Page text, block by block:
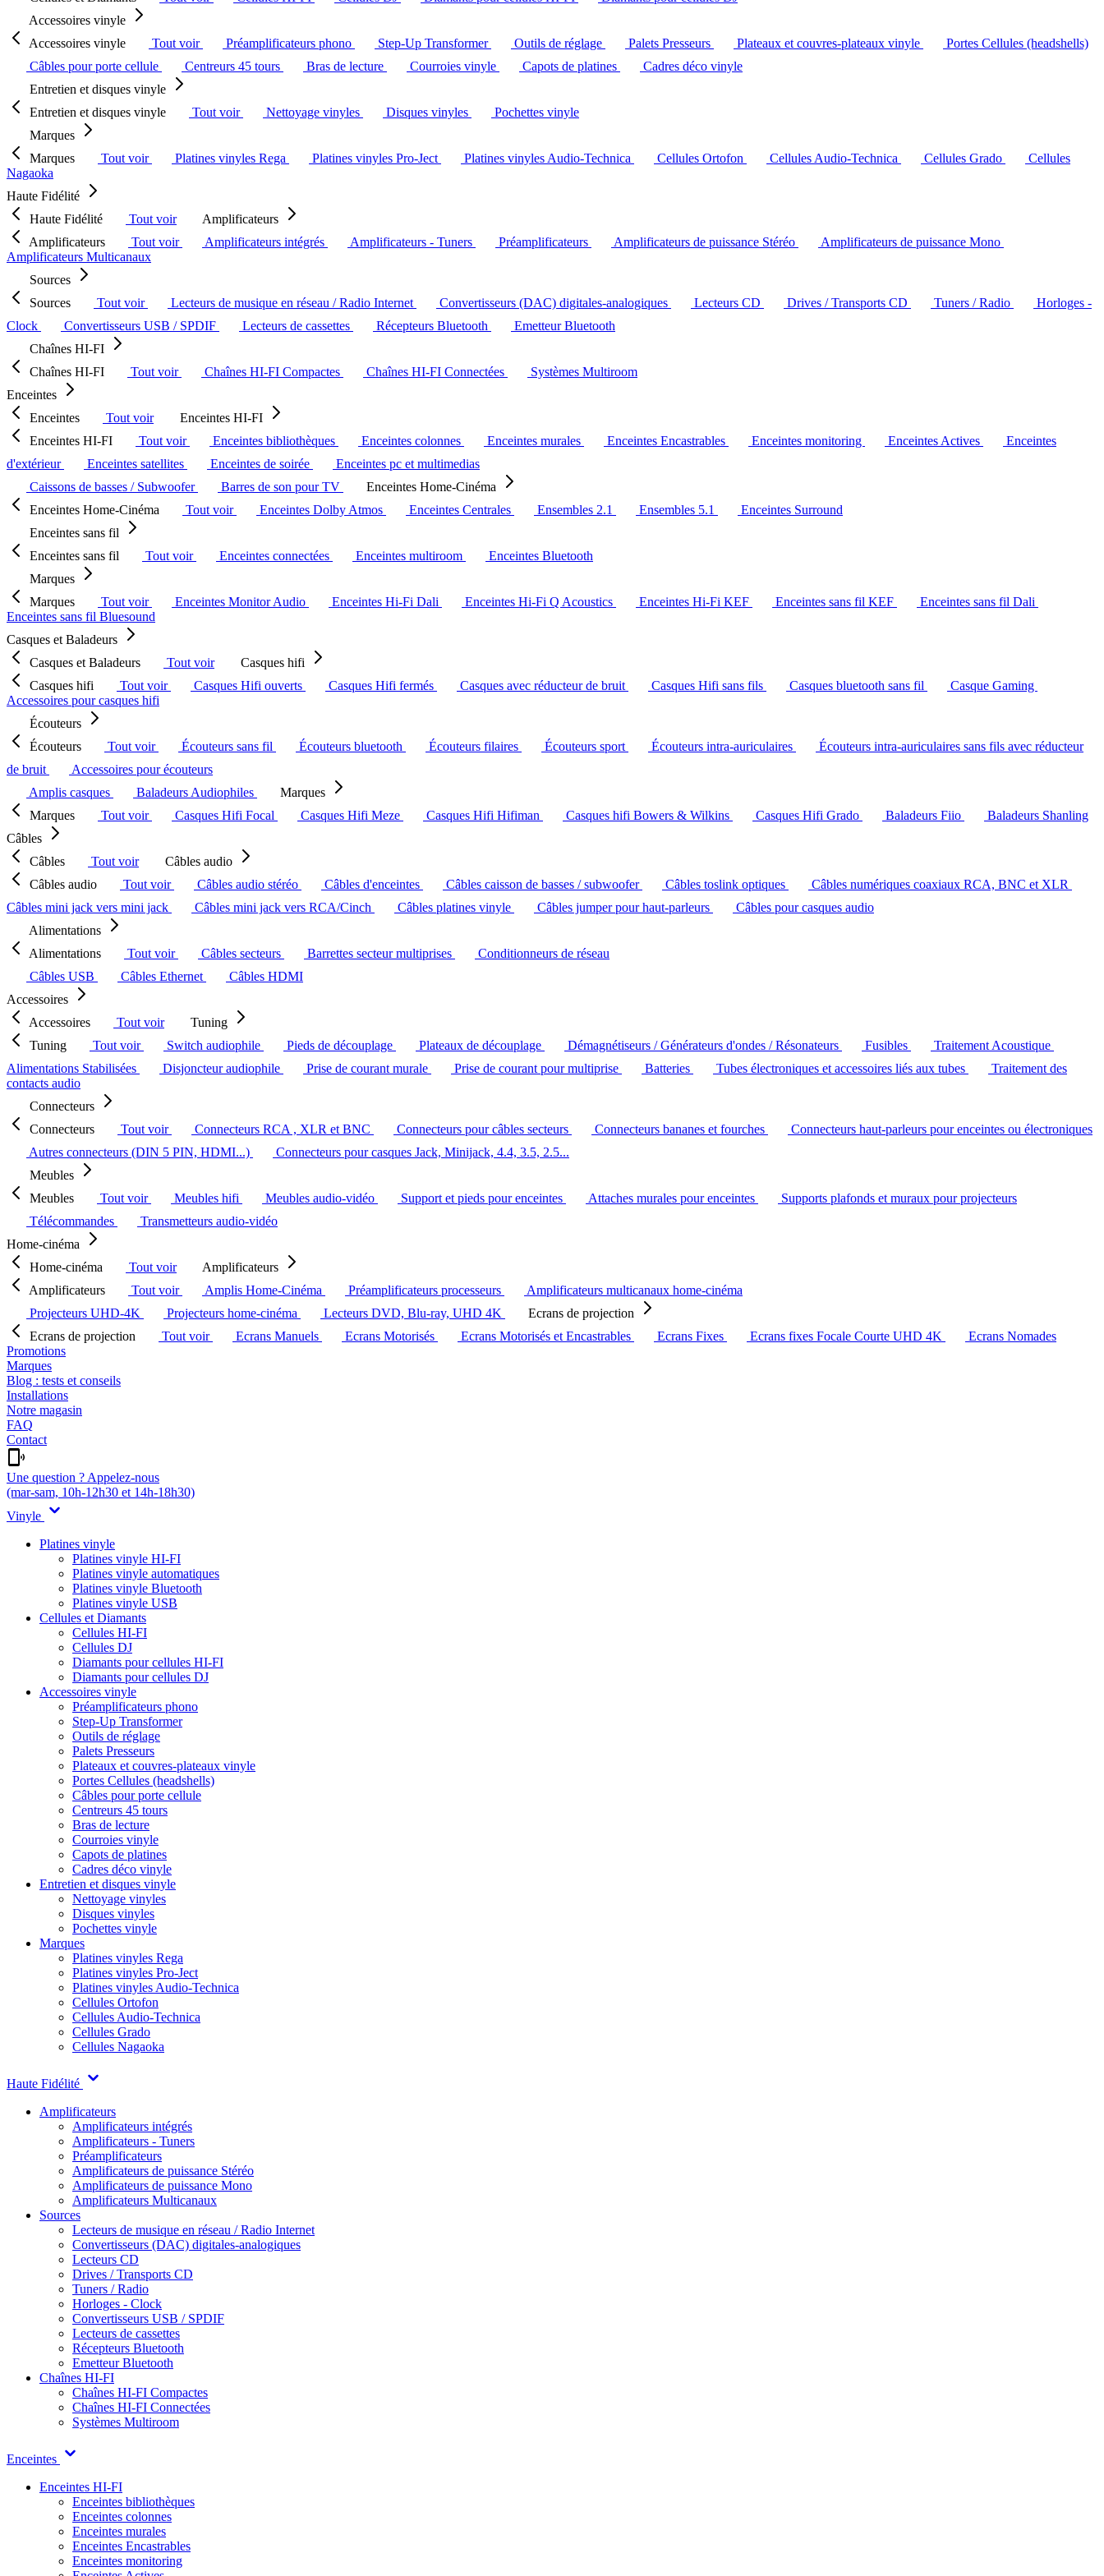
Accessoires vinyle
Accessoires vinyle
Tout voir Préamplificateurs phono Step-Up Transformer Outils de réglage Palets Presseurs Plateaux et couvres-plateaux vinyle
Portes Cellules (headshells)
Câbles pour porte cellule
Centreurs 45 tours Bras de lecture Courroies vinyle Capots de platines
Cadres déco vinyle
Entretien et disques vinyle
Entretien et disques vinyle
Tout voir Nettoyage vinyles Disques vinyles
Pochettes vinyle
Marques
Marques
Tout voir Platines vinyles Rega Platines vinyles Pro-Ject Platines vinyles Audio-Technica Cellules Ortofon Cellules Audio-Technica Cellules Grado
Cellules
Nagaoka
Haute Fidélité
Haute Fidélité
Tout voir
Amplificateurs
Amplificateurs
Tout voir Amplificateurs intégrés Amplificateurs - Tuners Préamplificateurs Amplificateurs de puissance Stéréo
Amplificateurs de puissance Mono
Amplificateurs Multicanaux
Sources
Sources
Tout voir Lecteurs de musique en réseau / Radio Internet Convertisseurs (DAC) digitales-analogiques Lecteurs CD Drives / Transports CD Tuners / Radio
Horloges -
Clock
Convertisseurs USB / SPDIF Lecteurs de cassettes Récepteurs Bluetooth
Emetteur Bluetooth
Chaînes HI-FI
Chaînes HI-FI
Tout voir Chaînes HI-FI Compactes Chaînes HI-FI Connectées
Systèmes Multiroom
Enceintes
Enceintes
Tout voir
Enceintes HI-FI
Enceintes HI-FI
Tout voir Enceintes bibliothèques Enceintes colonnes Enceintes murales Enceintes Encastrables Enceintes monitoring Enceintes Actives
Enceintes
d'extérieur
Enceintes satellites Enceintes de soirée
Enceintes pc et multimedias
Caissons de basses / Subwoofer
Barres de son pour TV
Enceintes Home-Cinéma
Enceintes Home-Cinéma
Tout voir Enceintes Dolby Atmos Enceintes Centrales Ensembles 2.1 Ensembles 5.1
Enceintes Surround
Enceintes sans fil
Enceintes sans fil
Tout voir Enceintes connectées Enceintes multiroom
Enceintes Bluetooth
Marques
Marques
Tout voir Enceintes Monitor Audio Enceintes Hi-Fi Dali Enceintes Hi-Fi Q Acoustics Enceintes Hi-Fi KEF Enceintes sans fil KEF
Enceintes sans fil Dali
Enceintes sans fil Bluesound
Casques et Baladeurs
Casques et Baladeurs
Tout voir
Casques hifi
Casques hifi
Tout voir Casques Hifi ouverts Casques Hifi fermés Casques avec réducteur de bruit Casques Hifi sans fils Casques bluetooth sans fil
Casque Gaming
Accessoires pour casques hifi
Écouteurs
Écouteurs
Tout voir Écouteurs sans fil Écouteurs bluetooth Écouteurs filaires Écouteurs sport Écouteurs intra-auriculaires
Écouteurs intra-auriculaires sans fils avec réducteur
de bruit
Accessoires pour écouteurs
Amplis casques
Baladeurs Audiophiles
Marques
Marques
Tout voir Casques Hifi Focal Casques Hifi Meze Casques Hifi Hifiman Casques hifi Bowers & Wilkins Casques Hifi Grado Baladeurs Fiio
Baladeurs Shanling
Câbles
Câbles
Tout voir
Câbles audio
Câbles audio
Tout voir Câbles audio stéréo Câbles d'enceintes Câbles caisson de basses / subwoofer Câbles toslink optiques
Câbles numériques coaxiaux RCA, BNC et XLR
Câbles mini jack vers mini jack
Câbles mini jack vers RCA/Cinch Câbles platines vinyle Câbles jumper pour haut-parleurs
Câbles pour casques audio
Alimentations
Alimentations
Tout voir Câbles secteurs Barrettes secteur multiprises
Conditionneurs de réseau
Câbles USB
Câbles Ethernet
Câbles HDMI
Accessoires
Accessoires
Tout voir
Tuning
Tuning
Tout voir Switch audiophile Pieds de découplage Plateaux de découplage Démagnétiseurs / Générateurs d'ondes / Résonateurs Fusibles
Traitement Acoustique
Alimentations Stabilisées
Disjoncteur audiophile Prise de courant murale Prise de courant pour multiprise Batteries Tubes électroniques et accessoires liés aux tubes
Traitement des
contacts audio
Connecteurs
Connecteurs
Tout voir Connecteurs RCA , XLR et BNC Connecteurs pour câbles secteurs Connecteurs bananes et fourches
Connecteurs haut-parleurs pour enceintes ou électroniques
Autres connecteurs (DIN 5 PIN, HDMI...)
Connecteurs pour casques Jack, Minijack, 4.4, 3.5, 2.5...
Meubles
Meubles
Tout voir Meubles hifi Meubles audio-vidéo Support et pieds pour enceintes Attaches murales pour enceintes
Supports plafonds et muraux pour projecteurs
Télécommandes
Transmetteurs audio-vidéo
Home-cinéma
Home-cinéma
Tout voir
Amplificateurs
Amplificateurs
Tout voir Amplis Home-Cinéma Préamplificateurs processeurs
Amplificateurs multicanaux home-cinéma
Projecteurs UHD-4K
Projecteurs home-cinéma Lecteurs DVD, Blu-ray, UHD 4K
Ecrans de projection
Ecrans de projection
Tout voir Ecrans Manuels Ecrans Motorisés Ecrans Motorisés et Encastrables Ecrans Fixes Ecrans fixes Focale Courte UHD 4K
Ecrans Nomades
Promotions
Marques
Blog : tests et conseils
Installations
Notre magasin
FAQ
Contact
Une question ? Appelez-nous
(mar-sam, 10h-12h30 et 14h-18h30)
Vinyle
Platines vinyle
Platines vinyle HI-FI
Platines vinyle automatiques
Platines vinyle Bluetooth
Platines vinyle USB
Cellules et Diamants
Cellules HI-FI
Cellules DJ
Diamants pour cellules HI-FI
Diamants pour cellules DJ
Accessoires vinyle
Préamplificateurs phono
Step-Up Transformer
Outils de réglage
Palets Presseurs
Plateaux et couvres-plateaux vinyle
Portes Cellules (headshells)
Câbles pour porte cellule
Centreurs 45 tours
Bras de lecture
Courroies vinyle
Capots de platines
Cadres déco vinyle
Entretien et disques vinyle
Nettoyage vinyles
Disques vinyles
Pochettes vinyle
Marques
Platines vinyles Rega
Platines vinyles Pro-Ject
Platines vinyles Audio-Technica
Cellules Ortofon
Cellules Audio-Technica
Cellules Grado
Cellules Nagaoka
Haute Fidélité
Amplificateurs
Amplificateurs intégrés
Amplificateurs - Tuners
Préamplificateurs
Amplificateurs de puissance Stéréo
Amplificateurs de puissance Mono
Amplificateurs Multicanaux
Sources
Lecteurs de musique en réseau / Radio Internet
Convertisseurs (DAC) digitales-analogiques
Lecteurs CD
Drives / Transports CD
Tuners / Radio
Horloges - Clock
Convertisseurs USB / SPDIF
Lecteurs de cassettes
Récepteurs Bluetooth
Emetteur Bluetooth
Chaînes HI-FI
Chaînes HI-FI Compactes
Chaînes HI-FI Connectées
Systèmes Multiroom
Enceintes
Enceintes HI-FI
Enceintes bibliothèques
Enceintes colonnes
Enceintes murales
Enceintes Encastrables
Enceintes monitoring